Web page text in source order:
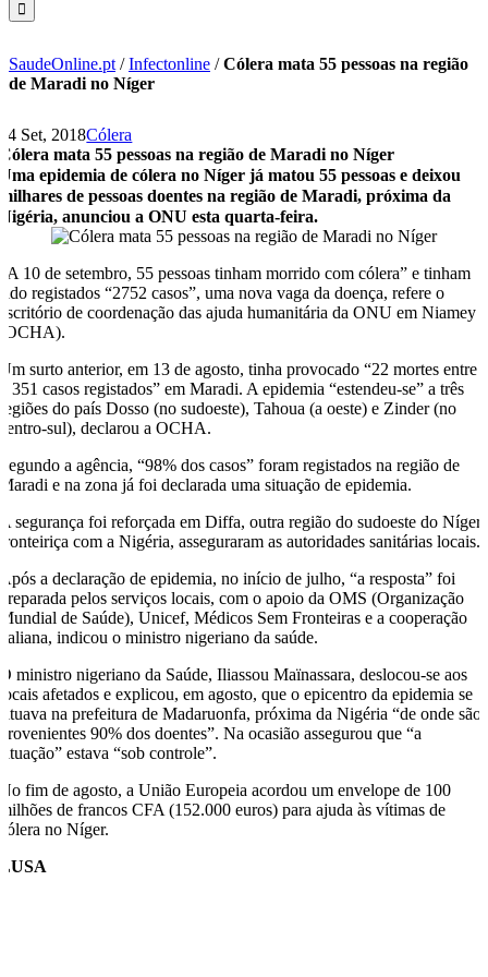
SaudeOnline.pt /Infectonline /Cólera mata 55 pessoas na região
de Maradi no Níger
14 Set, 2018Cólera
Cólera mata 55 pessoas na região de Maradi no Níger
Uma epidemia de cólera no Níger já matou 55 pessoas e deixou
milhares de pessoas doentes na região de Maradi, próxima da
Nigéria, anunciou a ONU esta quarta-feira.
“A 10 de setembro, 55 pessoas tinham morrido com cólera” e tinham
sido registados “2752 casos”, uma nova vaga da doença, refere o
escritório de coordenação das ajuda humanitária da ONU em Niamey
(OCHA).
Um surto anterior, em 13 de agosto, tinha provocado “22 mortes entre
1 351 casos registados” em Maradi. A epidemia “estendeu-se” a três
regiões do país Dosso (no sudoeste), Tahoua (a oeste) e Zinder (no
centro-sul), declarou a OCHA.
Segundo a agência, “98% dos casos” foram registados na região de
Maradi e na zona já foi declarada uma situação de epidemia.
A segurança foi reforçada em Diffa, outra região do sudoeste do Níger
fronteiriça com a Nigéria, asseguraram as autoridades sanitárias locais.
Após a declaração de epidemia, no início de julho, “a resposta” foi
preparada pelos serviços locais, com o apoio da OMS (Organização
Mundial de Saúde), Unicef, Médicos Sem Fronteiras e a cooperação
italiana, indicou o ministro nigeriano da saúde.
O ministro nigeriano da Saúde, Iliassou Maïnassara, deslocou-se aos
locais afetados e explicou, em agosto, que o epicentro da epidemia se
situava na prefeitura de Madaruonfa, próxima da Nigéria “de onde são
provenientes 90% dos doentes”. Na ocasião assegurou que “a
situação” estava “sob controle”.
No fim de agosto, a União Europeia acordou um envelope de 100
milhões de francos CFA (152.000 euros) para ajuda às vítimas de
cólera no Níger.
LUSA